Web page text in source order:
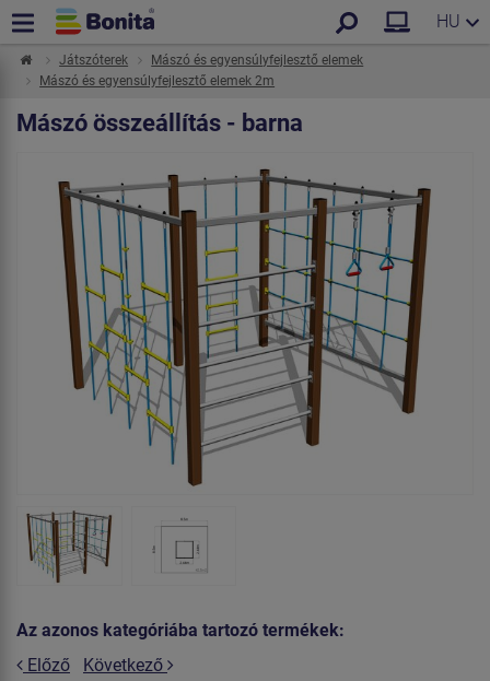
HU
Játszóterek
Mászó és egyensúlyfejlesztő elemek
Mászó és egyensúlyfejlesztő elemek 2m
Mászó összeállítás - barna
Az azonos kategóriába tartozó termékek:
Előző
Következő